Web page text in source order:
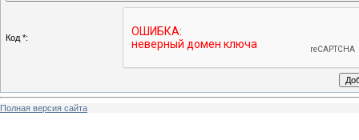
Код *:
Полная версия сайта